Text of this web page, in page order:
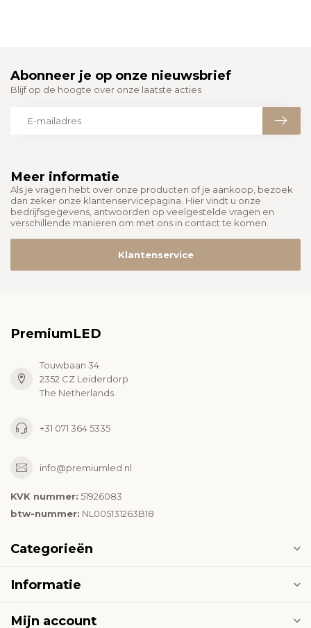
Meer informatie
Als je vragen hebt over onze producten of je aankoop, bezoek
dan zeker onze klantenservicepagina. Hier vindt u onze
bedrijfsgegevens, antwoorden op veelgestelde vragen en
verschillende manieren om met ons in contact te komen.
Klantenservice
Abonneer je op onze nieuwsbrief
Blijf op de hoogte over onze laatste acties
PremiumLED
Touwbaan 34
2352 CZ Leiderdorp
The Netherlands
+31 071 364 5335
info@premiumled.nl
KVK nummer: 51926083
btw-nummer: NL005131263B18
Categorieën
Informatie
Mijn account